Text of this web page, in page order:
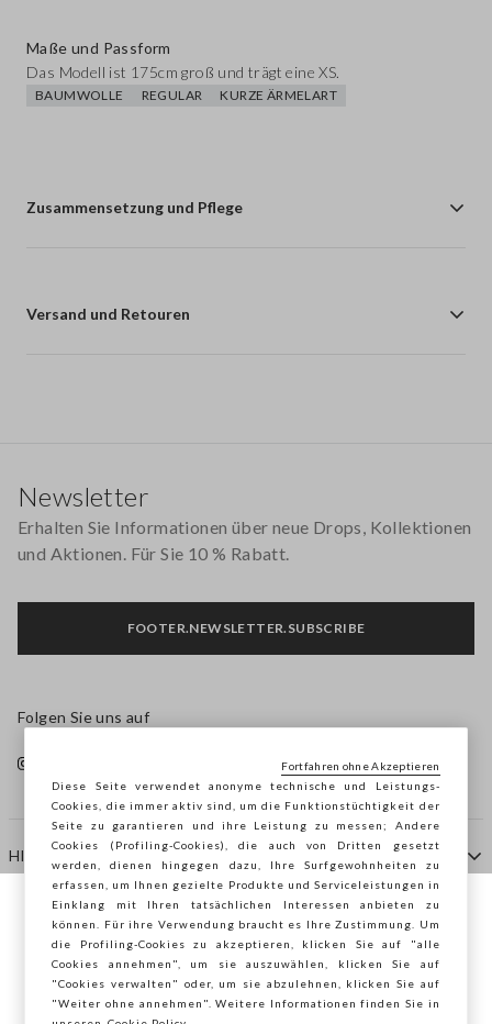
Maße und Passform
Das Modell ist 175cm groß und trägt eine XS.
BAUMWOLLE REGULAR KURZE ÄRMELART
Zusammensetzung und Pflege
Versand und Retouren
HILFE
AGENTUR
KONTAKTE
Newsletter
Erhalten Sie Informationen über neue Drops, Kollektionen
und Aktionen. Für Sie 10 % Rabatt.
FOOTER.NEWSLETTER.SUBSCRIBE
Folgen Sie uns auf
Sie surfen auf der Seite von STEFANEL
Österreich, möchten Sie Ihren Standort
speichern?
Diese Seite verwendet anonyme technische und Leistungs-
Cookies, die immer aktiv sind, um die Funktionstüchtigkeit der
Seite zu garantieren und ihre Leistung zu messen; Andere
Cookies (Profiling-Cookies), die auch von Dritten gesetzt
werden, dienen hingegen dazu, Ihre Surfgewohnheiten zu
erfassen, um Ihnen gezielte Produkte und Serviceleistungen in
Einklang mit Ihren tatsächlichen Interessen anbieten zu
können. Für ihre Verwendung braucht es Ihre Zustimmung. Um
die Profiling-Cookies zu akzeptieren, klicken Sie auf "alle
Cookies annehmen", um sie auszuwählen, klicken Sie auf
"Cookies verwalten" oder, um sie abzulehnen, klicken Sie auf
"Weiter ohne annehmen". Weitere Informationen finden Sie in
Fortfahren ohne Akzeptieren